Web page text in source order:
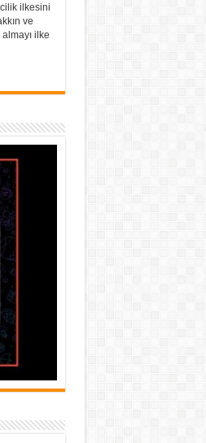
ilkesini
ve
almayı ilke